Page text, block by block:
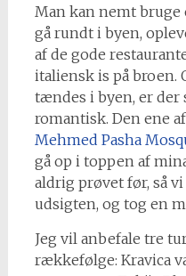
Man kan nemt bruge
gå rundt i byen,
af de gode
italiensk is på broen.
tændes i byen, er
romantisk. Den ene
Mehmed Pasha
gå op i toppen af
aldrig prøvet før, så
udsigten, og tog en
Jeg vil anbefale tre
rækkefølge: Kravica